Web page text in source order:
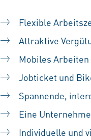
Flexible
Attraktive
Mobiles Arbeiten
Jobticket und
Spannende,
Eine
Individuelle und